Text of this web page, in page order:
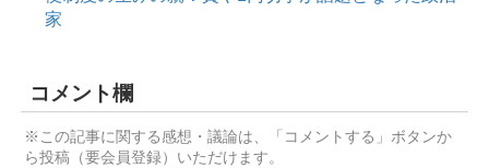
家
コメント欄
※この記事に関する感想・議論は、「コメントする」ボタンか
ら投稿（要会員登録）いただけます。